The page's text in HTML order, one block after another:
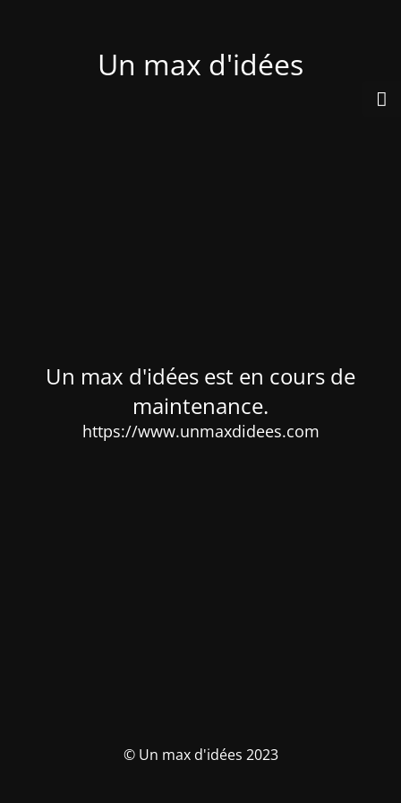
Un max d'idées
Un max d'idées est en cours de
maintenance.
https://www.unmaxdidees.com
© Un max d'idées 2023